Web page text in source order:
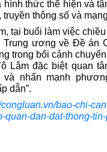
hình thức thể hiện và
truyền thông số và
tại buổi làm việc
Trung ương về Đề án
trong bối cảnh
Lâm đặc biệt quan
và nhấn mạnh
dẫn”.
congluan.vn/bao-chi-
quan-dan-dat-thong-